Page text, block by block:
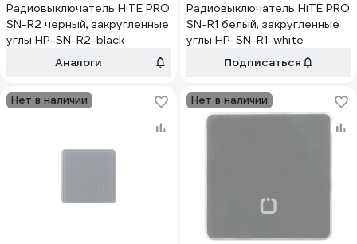
Радиовыключатель HiTE PRO
SN-R2 черный, закругленные
углы HP-SN-R2-black
Аналоги
Радиовыключатель HiTE PRO
SN-R1 белый, закругленные
углы HP-SN-R1-white
Подписаться
Нет в наличии Нет в наличии